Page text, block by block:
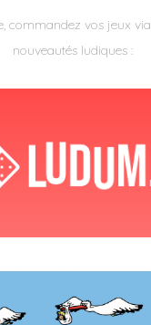
commandez vos jeux
nouveautés ludiques :